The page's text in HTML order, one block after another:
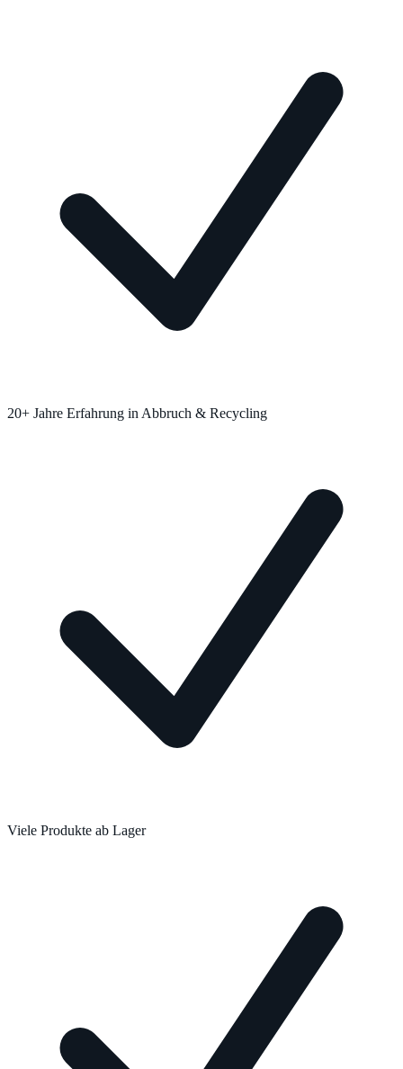
20+ Jahre Erfahrung in Abbruch & Recycling
Viele Produkte ab Lager